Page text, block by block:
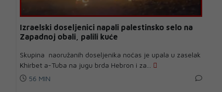
Izraelski doseljenici napali palestinsko selo na
Zapadnoj obali, palili kuće
Skupina naoružanih doseljenika noćas je upala u zaselak
Khirbet a-Tuba na jugu brda Hebron i za...
56 MIN